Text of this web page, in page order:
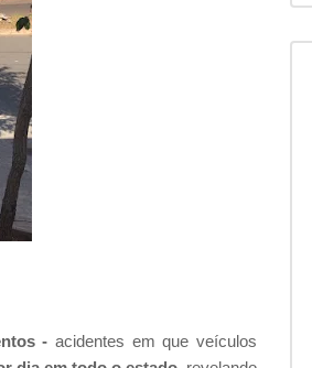
-acidentes em que veículos